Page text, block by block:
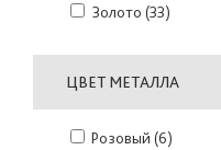
Золото (33)
ЦВЕТ МЕТАЛЛА
Розовый (6)